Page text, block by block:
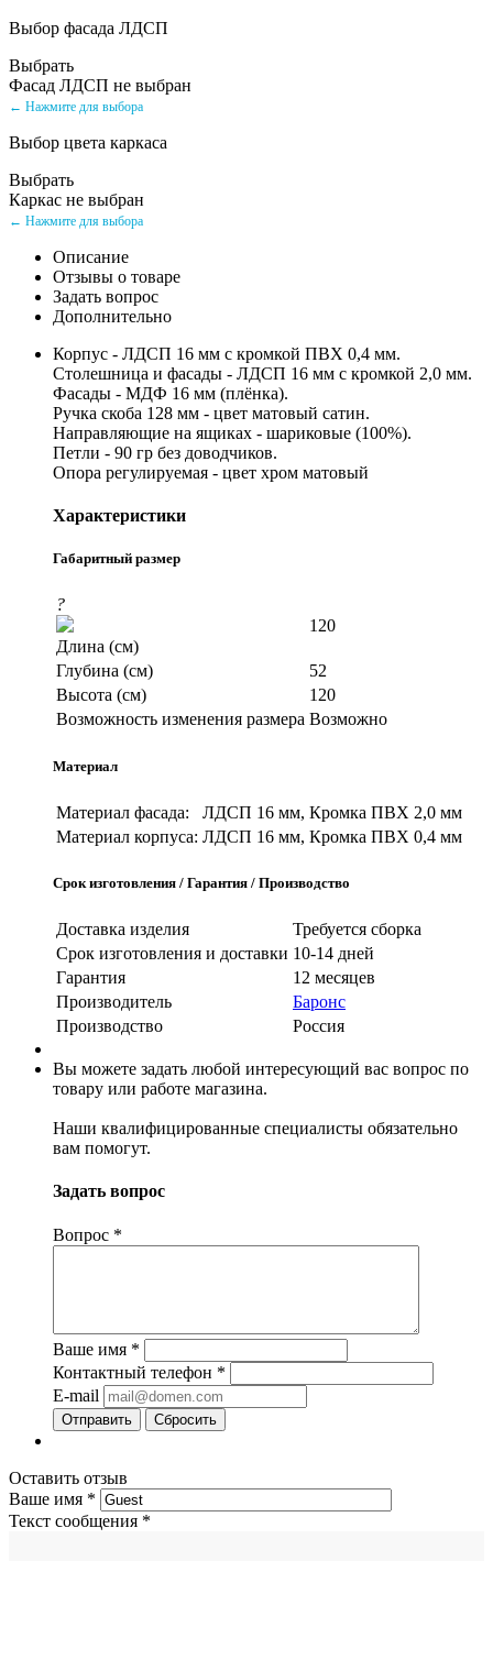
Выбор фасада ЛДСП
Выбрать
Фасад ЛДСП не выбран
← Нажмите для выбора
Выбор цвета каркаса
Выбрать
Каркас не выбран
← Нажмите для выбора
Описание
Отзывы о товаре
Задать вопрос
Дополнительно
Корпус - ЛДСП 16 мм с кромкой ПВХ 0,4 мм.
Столешница и фасады - ЛДСП 16 мм с кромкой 2,0 мм.
Фасады - МДФ 16 мм (плёнка).
Ручка скоба 128 мм - цвет матовый сатин.
Направляющие на ящиках - шариковые (100%).
Петли - 90 гр без доводчиков.
Опора регулируемая - цвет хром матовый
Характеристики
Габаритный размер
?
Длина (см)
120
Глубина (см)
52
Высота (см)
120
Возможность изменения размера Возможно
Материал
Материал фасада:
ЛДСП 16 мм, Кромка ПВХ 2,0 мм
Материал корпуса: ЛДСП 16 мм, Кромка ПВХ 0,4 мм
Срок изготовления / Гарантия / Производство
Доставка изделия
Требуется сборка
Срок изготовления и доставки 10-14 дней
Гарантия
12 месяцев
Производитель
Баронс
Производство
Россия
Вы можете задать любой интересующий вас вопрос по
товару или работе магазина.
Наши квалифицированные специалисты обязательно
вам помогут.
Задать вопрос
Вопрос *
Ваше имя *
Контактный телефон *
E-mail
Сбросить
Оставить отзыв
Ваше имя *
Текст сообщения *